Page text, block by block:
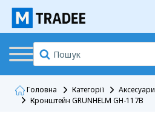
Головна Категорії Аксесуари
Кронштейн GRUNHELM GH-117B